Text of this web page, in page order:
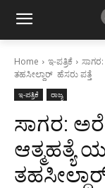
Home ಇ-ಪತ್ರಿಕೆ
ತಹಸೀಲ್ದಾರ್ ಹೆಸರು ಪತ್ತೆ
ಇ-ಪತ್ರಿಕೆ ರಾಜ್ಯ
ಸಾಗರ:
ಆತ್ಮಹತ್ಯೆ